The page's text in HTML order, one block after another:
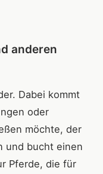
anderen
Dabei kommt
oder
möchte, der
und bucht einen
Pferde, die für